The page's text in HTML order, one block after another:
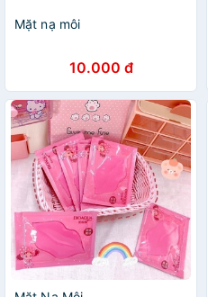
Mặt nạ môi
10.000 đ